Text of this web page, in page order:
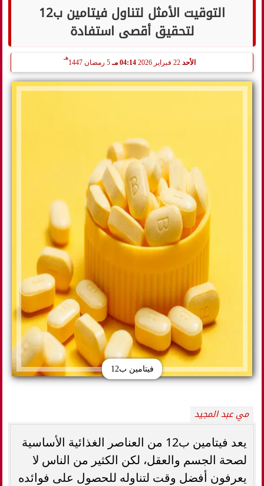
التوقيت الأمثل لتناول فيتامين ب12
لتحقيق أقصى استفادة
الأحد 04:14 مـ 5 رمضان 1447
هـ
فيتامين ب12
مي عبد المجيد
يعد فيتامين ب12 من العناصر الغذائية الأساسية
لصحة الجسم والعقل، لكن الكثير من الناس لا
يعرفون أفضل وقت لتناوله للحصول على فوائده